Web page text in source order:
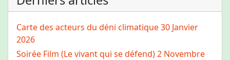
Carte des acteurs du déni climatique30 Janvier
2026
Soirée Film (Le vivant qui se défend)2 Novembre